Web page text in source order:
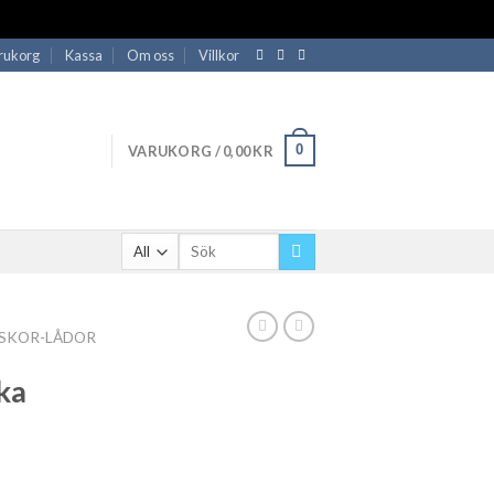
Kassa Om oss Villkor
VARUKORG /0,00KR 0
Sök
LÅDOR